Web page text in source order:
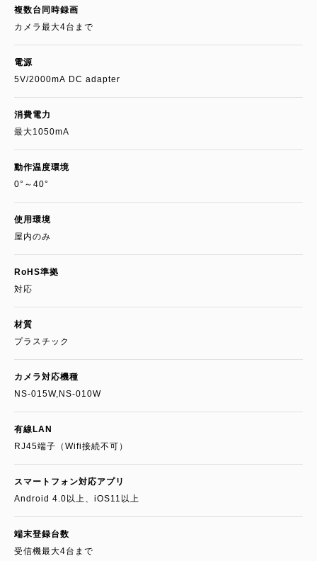
複数台同時録画
カメラ最大4台まで
電源
5V/2000mA DC adapter
消費電力
最大1050mA
動作温度環境
0°～40°
使用環境
屋内のみ
RoHS準拠
対応
材質
プラスチック
カメラ対応機種
NS-015W,NS-010W
有線LAN
RJ45端子（Wifi接続不可）
スマートフォン対応アプリ
Android 4.0以上、iOS11以上
端末登録台数
受信機最大4台まで